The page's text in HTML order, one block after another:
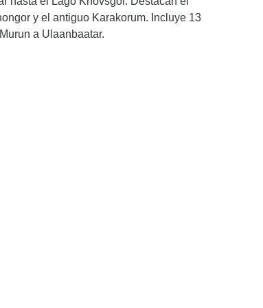
y el antiguo Karakorum. Incluye 13
a Ulaanbaatar.